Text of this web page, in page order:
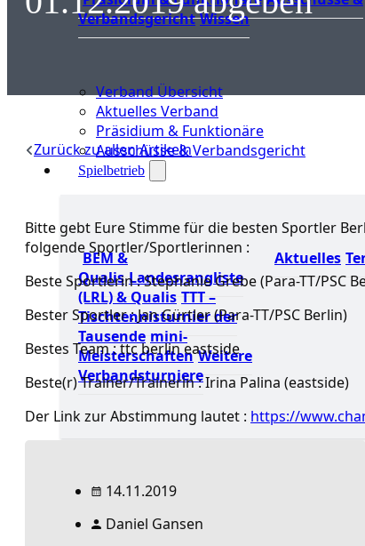
Verbandsgericht Wissen
Verband Übersicht
Aktuelles Verband
Präsidium & Funktionäre
Ausschüsse & Verbandsgericht
Spielbetrieb
BEM &
Qualis Landesrangliste
(LRL) & Qualis TTT –
Tischtennisturnier der
Tausende mini-
Meisterschaften Weitere
Verbandsturniere
Aktuelles
BEM & Qualis
TTT – Tischtennisturnier der Tausende
Zurück zu allen Artikeln
Bitte gebt Eure Stimme für die besten Sportler
folgende Sportler/Sportlerinnen :
Beste Sportlerin : Stephanie Grebe (Para-TT/PSC
Bester Sportler : Jan Gürtler (Para-TT/PSC Berlin)
Bestes Team : ttc berlin eastside
Beste(r) Trainer/Trainerin : Irina Palina (eastside)
Der Link zur Abstimmung lautet : https://
14.11.2019
Daniel Gansen